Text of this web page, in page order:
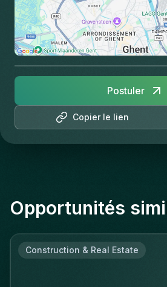
Copier le lien
Postuler
Opportunités
Construction & Real Estate